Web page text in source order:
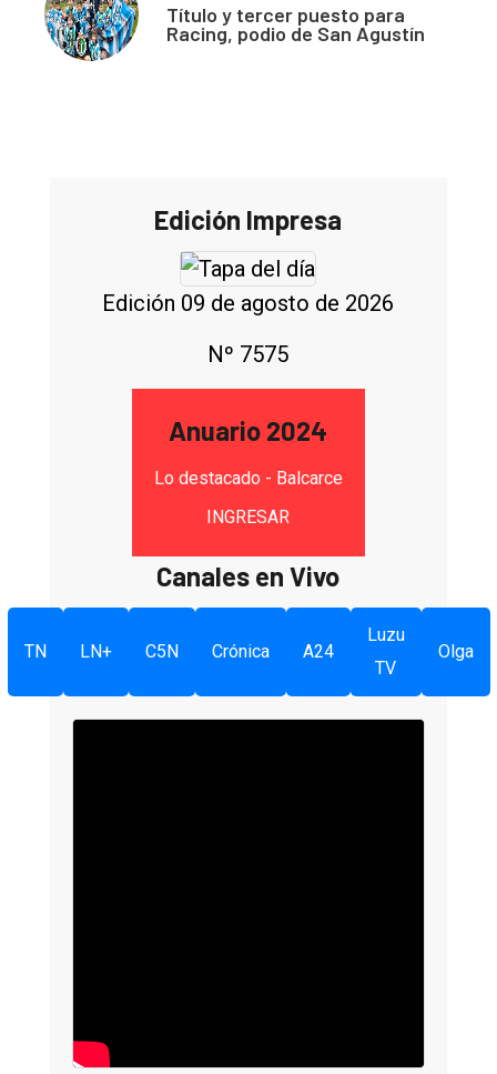
Título y tercer puesto para
Racing, podio de San Agustín
Edición Impresa
Edición 09 de agosto de 2026
Nº 7575
Anuario 2024
Lo destacado - Balcarce
INGRESAR
Canales en Vivo
TN LN+ C5N Crónica A24
Luzu
TV
Olga